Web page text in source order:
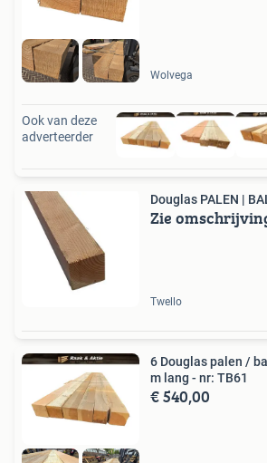
Wolvega
Ook van deze
adverteerder
Douglas PALEN |
Zie
Twello
6 Douglas palen /
m lang - nr: TB61
€ 540,00